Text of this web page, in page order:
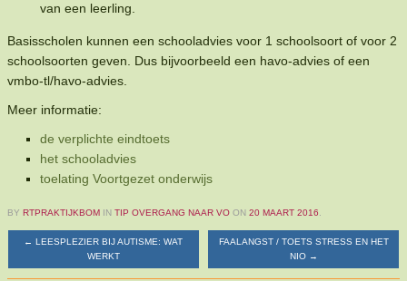
van een leerling.
Basisscholen kunnen een schooladvies voor 1 schoolsoort of voor 2
schoolsoorten geven. Dus bijvoorbeeld een havo-advies of een
vmbo-tl/havo-advies.
Meer informatie:
de verplichte eindtoets
het schooladvies
toelating Voortgezet onderwijs
BY RTPRAKTIJKBOM IN TIP OVERGANG NAAR VO ON 20 MAART 2016
← LEESPLEZIER BIJ AUTISME: WAT
WERKT
FAALANGST / TOETS STRESS EN HET
NIO →